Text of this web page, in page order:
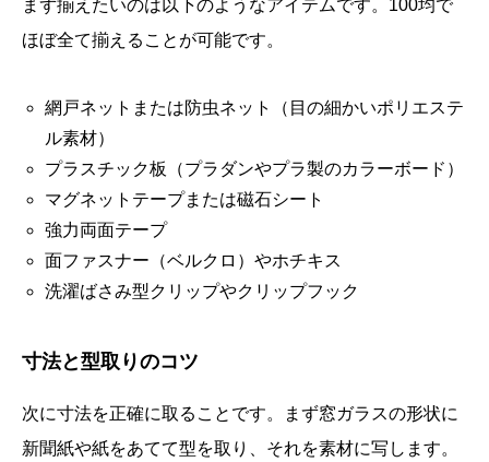
まず揃えたいのは以下のようなアイテムです。100均で
ほぼ全て揃えることが可能です。
網戸ネットまたは防虫ネット（目の細かいポリエステ
ル素材）
プラスチック板（プラダンやプラ製のカラーボード）
マグネットテープまたは磁石シート
強力両面テープ
面ファスナー（ベルクロ）やホチキス
洗濯ばさみ型クリップやクリップフック
寸法と型取りのコツ
次に寸法を正確に取ることです。まず窓ガラスの形状に
新聞紙や紙をあてて型を取り、それを素材に写します。